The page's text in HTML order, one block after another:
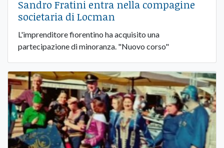
Sandro Fratini entra nella compagine
societaria di Locman
L'imprenditore fiorentino ha acquisito una
partecipazione di minoranza. "Nuovo corso"